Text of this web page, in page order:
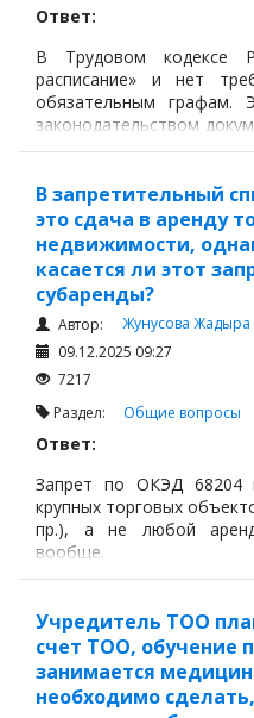
Ответ:
В Трудовом кодексе
расписание» и нет
обязательным графам.
законодательством
акт работодателя,
и структурой должностей.
В запретительный
это сдача в аренду
недвижимости,
касается ли этот
субаренды?
Автор:
Жунусова Жадыра
09.12.2025 09:27
7217
Раздел: Общие вопросы
Ответ:
Запрет по ОКЭД 68204
крупных торговых
пр.), а не любой
вообще.
Учредитель ТОО
счет ТОО, обучение
занимается
необходимо